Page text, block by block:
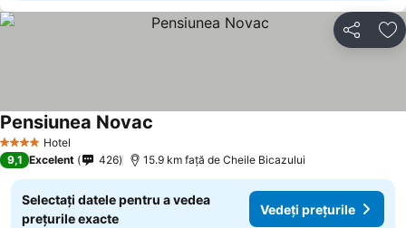
Distribuiți
4 Stele Hotel
Pensiunea Novac
9,1 Excelent 426 15.9 km faţă de Cheile Bicazului
Selectați datele pentru a vedea
prețurile exacte
Vedeți prețurile